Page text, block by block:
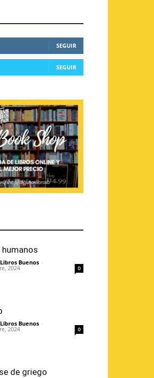
SEGUIR
SEGUIR
Buenos -
2024 0
Buenos -
2024 0
de griego